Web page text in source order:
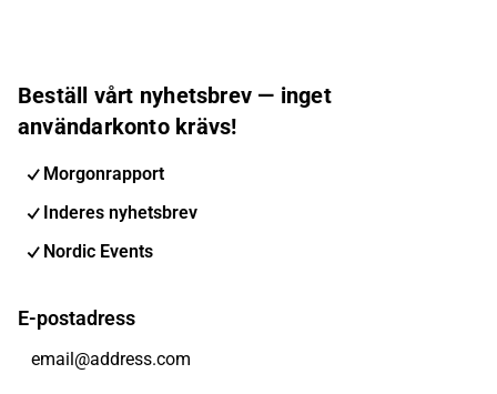
Beställ vårt nyhetsbrev — inget
användarkonto krävs!
Morgonrapport
Inderes nyhetsbrev
Nordic Events
E-postadress